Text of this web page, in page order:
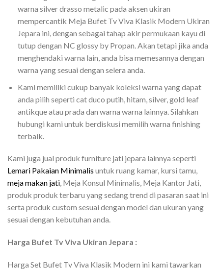
warna silver drasso metalic pada aksen ukiran
mempercantik Meja Bufet Tv Viva Klasik Modern Ukiran
Jepara ini, dengan sebagai tahap akir permukaan kayu di
tutup dengan NC glossy by Propan. Akan tetapi jika anda
menghendaki warna lain, anda bisa memesannya dengan
warna yang sesuai dengan selera anda.
Kami memiliki cukup banyak koleksi warna yang dapat
anda pilih seperti cat duco putih, hitam, silver, gold leaf
antikque atau prada dan warna warna lainnya. Silahkan
hubungi kami untuk berdiskusi memilih warna finishing
terbaik.
Kami juga jual produk furniture jati jepara lainnya seperti
Lemari Pakaian Minimalis untuk ruang kamar, kursi tamu,
meja makan jati, Meja Konsul Minimalis, Meja Kantor Jati,
produk produk terbaru yang sedang trend di pasaran saat ini
serta produk custom sesuai dengan model dan ukuran yang
sesuai dengan kebutuhan anda.
Harga Bufet Tv Viva Ukiran Jepara :
Harga Set Bufet Tv Viva Klasik Modern ini kami tawarkan